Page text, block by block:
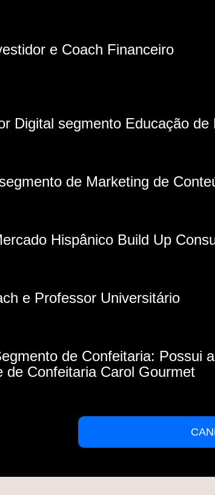
e Coach Financeiro
Digital segmento Educação de
de Marketing de
Hispânico Build Up
e Professor Universitário
de Confeitaria: Possui
de Confeitaria Carol Gourmet